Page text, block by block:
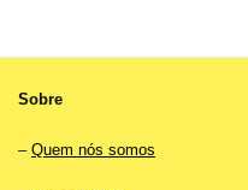
Sobre
– Quem nós somos